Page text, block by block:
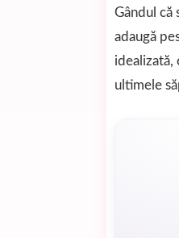
Gândul că
adaugă
idealizată,
ultimele